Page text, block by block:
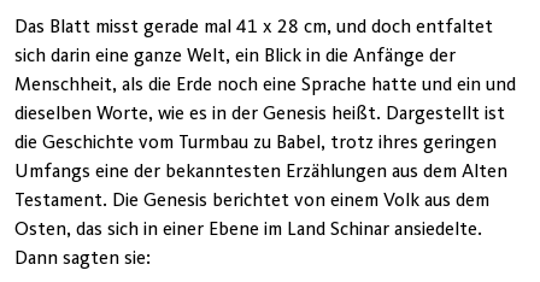
Das Blatt misst gerade mal 41 x 28 cm, und doch entfaltet
sich darin eine ganze Welt, ein Blick in die Anfänge der
Menschheit, als die Erde noch eine Sprache hatte und ein und
dieselben Worte, wie es in der Genesis heißt. Dargestellt ist
die Geschichte vom Turmbau zu Babel, trotz ihres geringen
Umfangs eine der bekanntesten Erzählungen aus dem Alten
Testament. Die Genesis berichtet von einem Volk aus dem
Osten, das sich in einer Ebene im Land Schinar ansiedelte.
Dann sagten sie: